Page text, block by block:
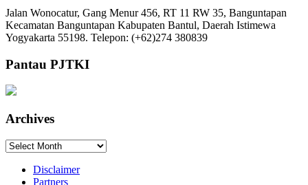
Jalan Wonocatur, Gang Menur 456, RT 11 RW 35, Banguntapan
Kecamatan Banguntapan Kabupaten Bantul, Daerah Istimewa
Yogyakarta 55198. Telepon: (+62)274 380839
Pantau PJTKI
Archives
Archives
Disclaimer
Partners